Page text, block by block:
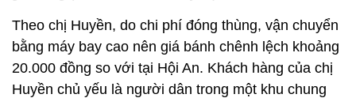
Theo chị Huyền, do chi phí đóng thùng, vận chuyển
bằng máy bay cao nên giá bánh chênh lệch khoảng
20.000 đồng so với tại Hội An. Khách hàng của chị
Huyền chủ yếu là người dân trong một khu chung